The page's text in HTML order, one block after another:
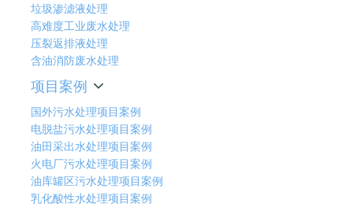
垃圾渗滤液处理
高难度工业废水处理
压裂返排液处理
含油消防废水处理
项目案例
国外污水处理项目案例
电脱盐污水处理项目案例
油田采出水处理项目案例
火电厂污水处理项目案例
油库罐区污水处理项目案例
乳化酸性水处理项目案例